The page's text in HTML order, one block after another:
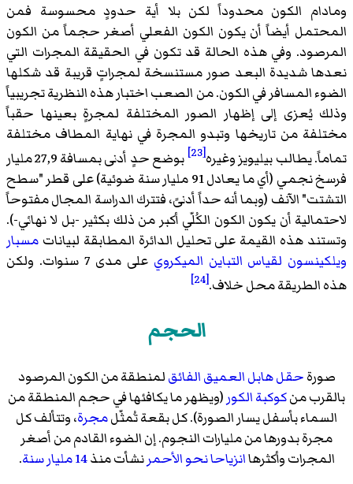
ومادام الكون محدوداً لكن بلا أية حدودٍ محسوسة فمن
المحتمل أيضاً أن يكون الكون الفعلي أصغر حجماً من الكون
المرصود. وفي هذه الحالة قد تكون في الحقيقة المجرات التي
نعدها شديدة البعد صور مستنسخة لمجراتٍ قريبة قد شكلها
الضوء المسافر في الكون. من الصعب اختبار هذه النظرية تجريبياً
وذلك يُعزى إلى إظهار الصور المختلفة لمجرةٍ بعينها حقباً
مختلفة من تاريخها وتبدو المجرة في نهاية المطاف مختلفة
تماماً. يطالب بيليويز وغيره[23]
بوضع حدٍ أدنى بمسافة 27,9 مليار
فرسخ نجمي (أي ما يعادل 91 مليار سنة ضوئية) على قطر "سطح
التشتت" الآنف (وبما أنه حداً أدنىً، فتترك الدراسة المجال مفتوحاً
لاحتمالية أن يكون الكون الكُلّي أكبر من ذلك بكثير -بل لا نهائي-).
وتستند هذه القيمة على تحليل الدائرة المطابقة لبيانات مسبار
ويلكينسون لقياس التباين الميكروي
على مدى 7 سنوات. ولكن
هذه الطريقة محل خلاف.[24]
الحجم
صورةحقل هابل العميق الفائقلمنطقة من الكون المرصود
بالقرب منكوكبة الكور (ويظهر ما يكافئها في حجم المنطقة من
السماء بأسفل يسار الصورة). كل بقعة تُمثّلمجرة، وتتألف كل
مجرة بدورها من مليارات النجوم. إن الضوء القادم من أصغر
المجرات وأكثرهاانزياحا نحو الأحمرنشأت منذ14 مليار سنة
.